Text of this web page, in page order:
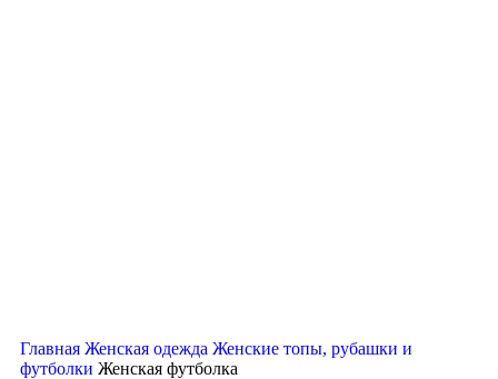
Главная Женская одежда Женские топы, рубашки и
футболки Женская футболка